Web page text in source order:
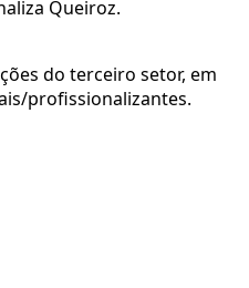
Queiroz.
do terceiro setor, em
profissionalizantes.